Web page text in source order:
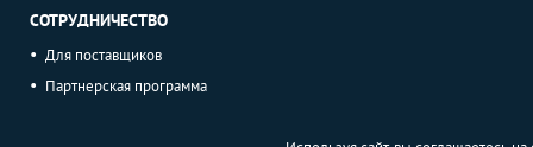
СОТРУДНИЧЕСТВО
Для поставщиков
Партнерская программа